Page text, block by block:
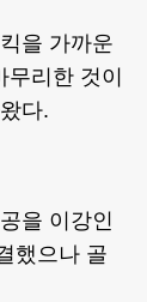
을 가까운
리한 것이
다.
을 이강인
했으나 골